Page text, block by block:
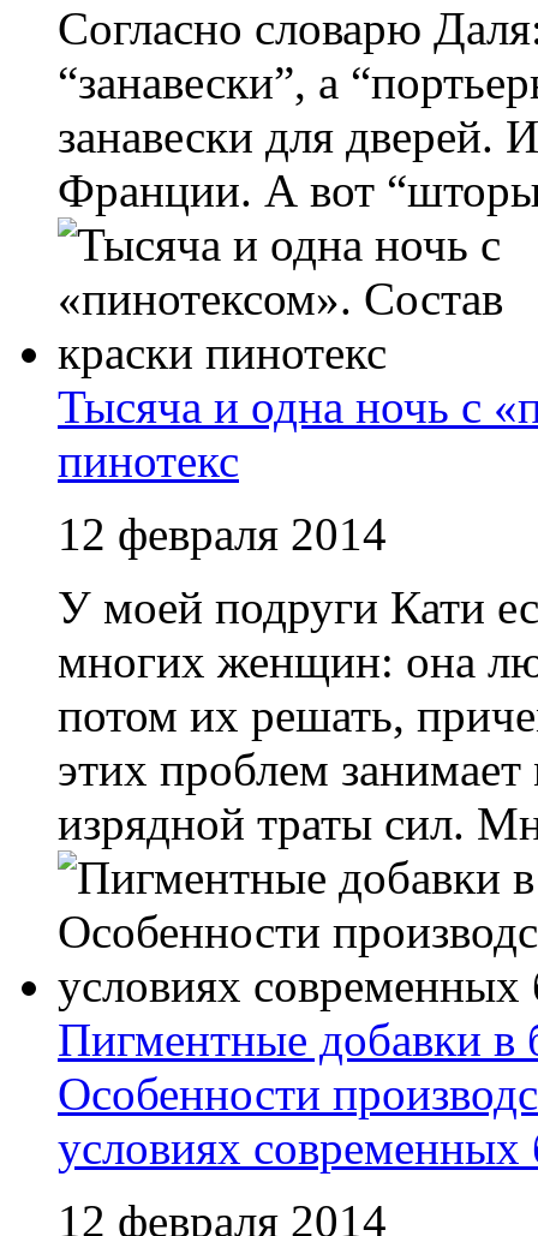
Согласно словарю
“занавески”, а
занавески для дверей.
Франции. А вот
Тысяча и одна ночь с
пинотекс
12 февраля 2014
У моей подруги Кати
многих женщин: она
потом их решать,
этих проблем
изрядной траты сил.
Пигментные добавки в
Особенности
условиях современных
12 февраля 2014